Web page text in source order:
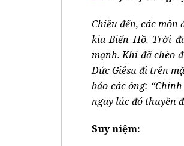
Chiều đến, các môn
kia Biển Hồ. Trời
mạnh. Khi đã chèo
Ðức Giêsu đi trên
bảo các ông:
ngay lúc đó thuyền
Suy niệm: